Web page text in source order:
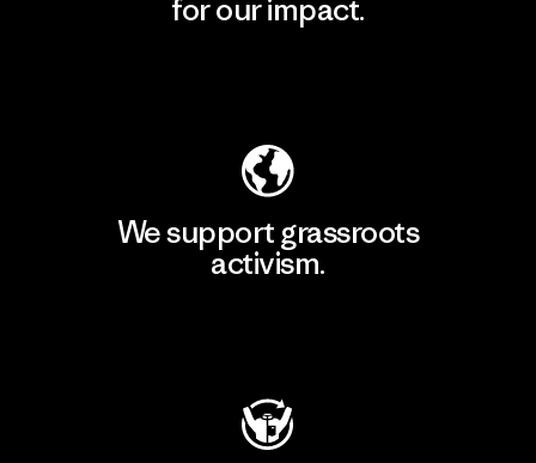
for our impact.
We support grassroots
activism.